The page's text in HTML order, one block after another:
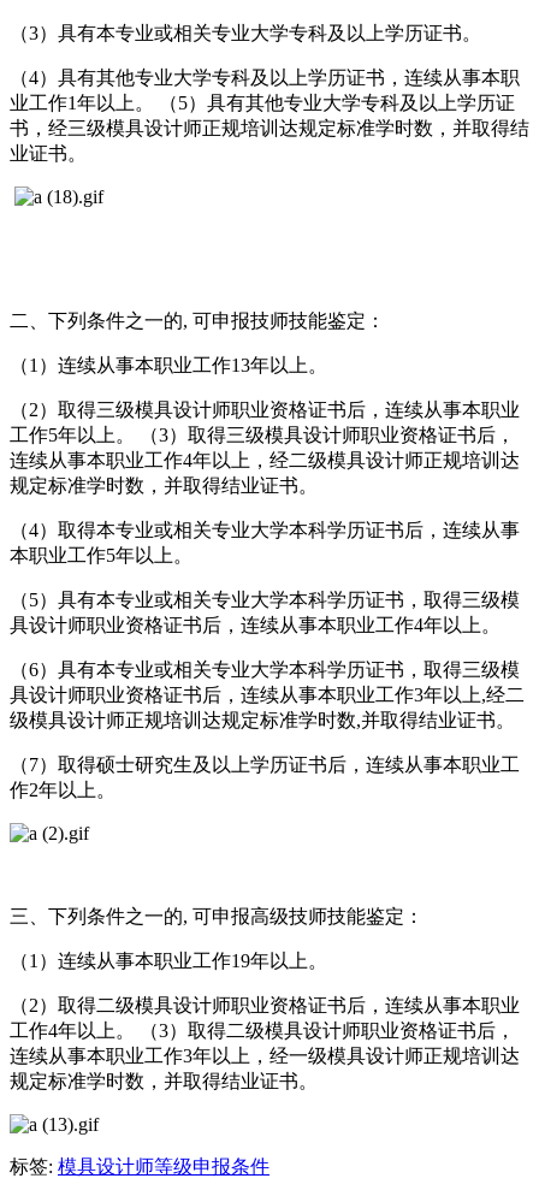
（3）具有本专业或相关专业大学专科及以上学历证书。
（4）具有其他专业大学专科及以上学历证书，连续从事本职
业工作1年以上。 （5）具有其他专业大学专科及以上学历证
书，经三级模具设计师正规培训达规定标准学时数，并取得结
业证书。
二、下列条件之一的, 可申报技师技能鉴定：
（1）连续从事本职业工作13年以上。
（2）取得三级模具设计师职业资格证书后，连续从事本职业
工作5年以上。 （3）取得三级模具设计师职业资格证书后，
连续从事本职业工作4年以上，经二级模具设计师正规培训达
规定标准学时数，并取得结业证书。
（4）取得本专业或相关专业大学本科学历证书后，连续从事
本职业工作5年以上。
（5）具有本专业或相关专业大学本科学历证书，取得三级模
具设计师职业资格证书后，连续从事本职业工作4年以上。
（6）具有本专业或相关专业大学本科学历证书，取得三级模
具设计师职业资格证书后，连续从事本职业工作3年以上,经二
级模具设计师正规培训达规定标准学时数,并取得结业证书。
（7）取得硕士研究生及以上学历证书后，连续从事本职业工
作2年以上。
三、下列条件之一的, 可申报高级技师技能鉴定：
（1）连续从事本职业工作19年以上。
（2）取得二级模具设计师职业资格证书后，连续从事本职业
工作4年以上。 （3）取得二级模具设计师职业资格证书后，
连续从事本职业工作3年以上，经一级模具设计师正规培训达
规定标准学时数，并取得结业证书。
标签: 模具设计师等级申报条件